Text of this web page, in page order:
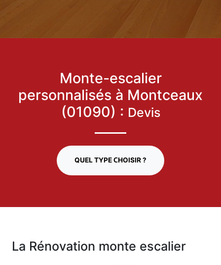
Monte-escalier
personnalisés à Montceaux
(01090) : Devis
QUEL TYPE CHOISIR ?
La Rénovation monte escalier